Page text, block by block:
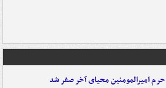
حرم امیرالمومنین محیای آخر صفر شد